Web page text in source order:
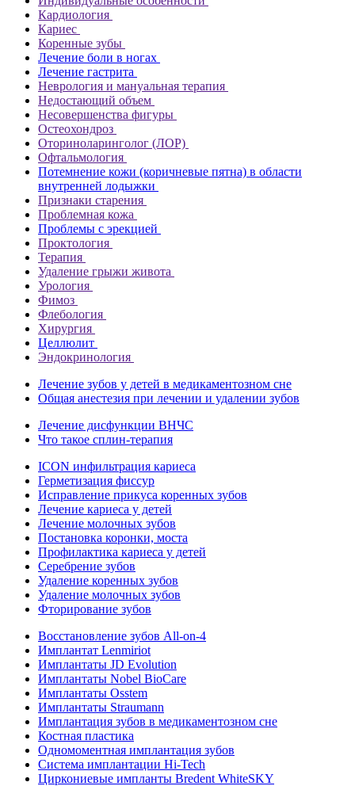
Кардиология
Кариес
Коренные зубы
Лечение боли в ногах
Лечение гастрита
Неврология и мануальная терапия
Недостающий объем
Несовершенства фигуры
Остеохондроз
Оториноларинголог (ЛОР)
Офтальмология
Потемнение кожи (коричневые пятна) в области
внутренней лодыжки
Признаки старения
Проблемная кожа
Проблемы с эрекцией
Проктология
Терапия
Удаление грыжи живота
Урология
Фимоз
Флебология
Хирургия
Целлюлит
Эндокринология
Лечение зубов у детей в медикаментозном сне
Общая анестезия при лечении и удалении зубов
Лечение дисфункции ВНЧС
Что такое сплин-терапия
ICON инфильтрация кариеса
Герметизация фиссур
Исправление прикуса коренных зубов
Лечение кариеса у детей
Лечение молочных зубов
Постановка коронки, моста
Профилактика кариеса у детей
Серебрение зубов
Удаление коренных зубов
Удаление молочных зубов
Фторирование зубов
Восстановление зубов All‑on‑4
Имплантат Lenmiriot
Имплантаты JD Evolution
Имплантаты Nobel BioСare
Имплантаты Osstem
Имплантаты Straumann
Имплантация зубов в медикаментозном сне
Костная пластика
Одномоментная имплантация зубов
Система имплантации Hi-Tech
Циркониевые импланты Bredent WhiteSKY